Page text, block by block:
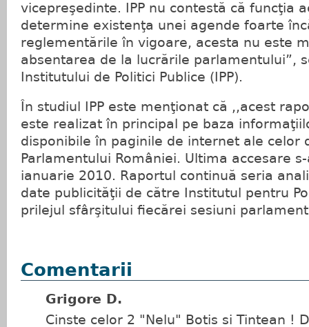
vicepreşedinte. IPP nu contestă că funcţia
determine existenţa unei agende foarte
reglementările în vigoare, acesta nu este
absentarea de la lucrările parlamentului”,
Institutului de Politici Publice (IPP).
În studiul IPP este menţionat că ,,acest
este realizat în principal pe baza
disponibile în paginile de internet ale celor
Parlamentului României. Ultima accesare
ianuarie 2010. Raportul continuă seria
date publicităţii de către Institutul pentru
prilejul sfârşitului fiecărei sesiuni
Comentarii
Grigore D.
Cinste celor 2 "Nelu" Botis si Tintean !